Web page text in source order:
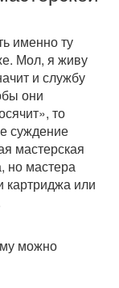
именно ту
Мол, я живу
и службу
они
то
суждение
мастерская
но мастера
картриджа или
можно